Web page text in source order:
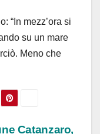
“In mezz’ora si
su un mare
Meno che
Catanzaro,